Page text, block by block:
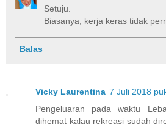
Setuju.
Biasanya, kerja keras tidak
Balas
Vicky Laurentina 7 Juli 2018
Pengeluaran pada waktu
dihemat kalau rekreasi sudah